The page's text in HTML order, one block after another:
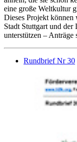
eine große Weltkultur
Dieses Projekt
Stadt Stuttgart und der
unterstützen –
Rundbrief Nr 30